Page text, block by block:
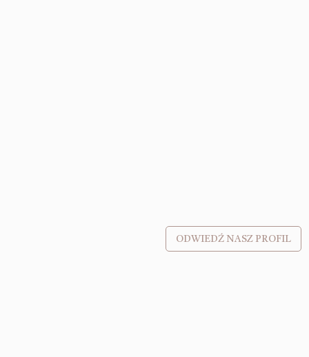
ODWIEDŹ NASZ PROFIL